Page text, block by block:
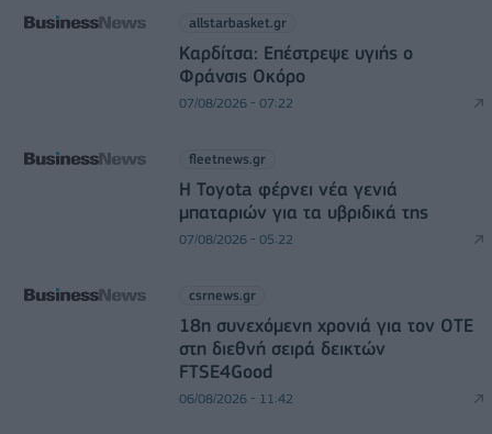
allstarbasket.gr
Καρδίτσα: Επέστρεψε υγιής ο
Φράνσις Οκόρο
07/08/2026 - 07:22
fleetnews.gr
Η Toyota φέρνει νέα γενιά
μπαταριών για τα υβριδικά της
07/08/2026 - 05:22
csrnews.gr
18η συνεχόμενη χρονιά για τον ΟΤΕ
στη διεθνή σειρά δεικτών
FTSE4Good
06/08/2026 - 11:42